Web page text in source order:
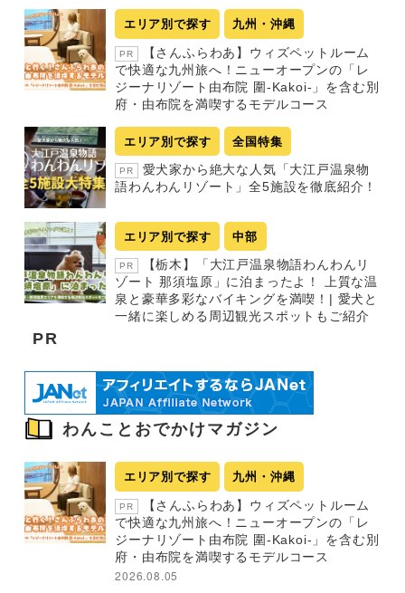
エリア別で探す 九州・沖縄
PR
【さんふらわあ】ウィズペットルーム
で快適な九州旅へ！ニューオープンの「レ
ジーナリゾート由布院 圍-Kakoi-」を含む別
府・由布院を満喫するモデルコース
エリア別で探す 全国特集
PR
愛犬家から絶大な人気「大江戸温泉物
語わんわんリゾート」全5施設を徹底紹介！
エリア別で探す 中部
PR
【栃木】「大江戸温泉物語わんわんリ
ゾート 那須塩原」に泊まったよ！ 上質な温
泉と豪華多彩なバイキングを満喫！| 愛犬と
一緒に楽しめる周辺観光スポットもご紹介
PR
わんことおでかけマガジン
エリア別で探す 九州・沖縄
PR
【さんふらわあ】ウィズペットルーム
で快適な九州旅へ！ニューオープンの「レ
ジーナリゾート由布院 圍-Kakoi-」を含む別
府・由布院を満喫するモデルコース
2026.08.05